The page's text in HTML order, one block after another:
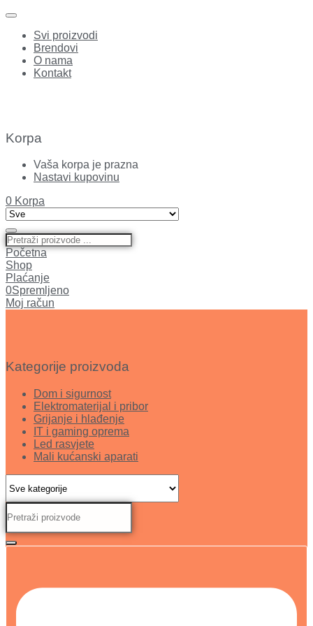
Svi proizvodi
Brendovi
O nama
Kontakt
Korpa
Vaša korpa je prazna
Nastavi kupovinu
0 Korpa
Početna
Shop
Plaćanje
0Spremljeno
Moj račun
Kategorije proizvoda
Dom i sigurnost
Elektromaterijal i pribor
Grijanje i hlađenje
IT i gaming oprema
Led rasvjete
Mali kućanski aparati